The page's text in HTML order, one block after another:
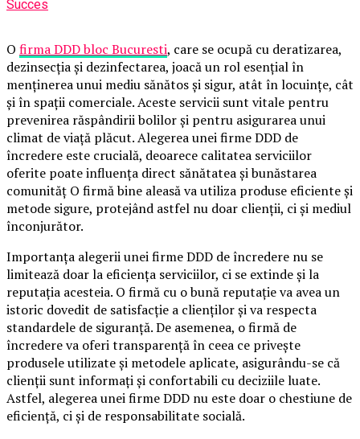
Succes
O firma DDD bloc Bucuresti, care se ocupă cu deratizarea,
dezinsecția și dezinfectarea, joacă un rol esențial în
menținerea unui mediu sănătos și sigur, atât în locuințe, cât
și în spații comerciale. Aceste servicii sunt vitale pentru
prevenirea răspândirii bolilor și pentru asigurarea unui
climat de viață plăcut. Alegerea unei firme DDD de
încredere este crucială, deoarece calitatea serviciilor
oferite poate influența direct sănătatea și bunăstarea
comunităț O firmă bine aleasă va utiliza produse eficiente și
metode sigure, protejând astfel nu doar clienții, ci și mediul
înconjurător.
Importanța alegerii unei firme DDD de încredere nu se
limitează doar la eficiența serviciilor, ci se extinde și la
reputația acesteia. O firmă cu o bună reputație va avea un
istoric dovedit de satisfacție a clienților și va respecta
standardele de siguranță. De asemenea, o firmă de
încredere va oferi transparență în ceea ce privește
produsele utilizate și metodele aplicate, asigurându-se că
clienții sunt informați și confortabili cu deciziile luate.
Astfel, alegerea unei firme DDD nu este doar o chestiune de
eficiență, ci și de responsabilitate socială.